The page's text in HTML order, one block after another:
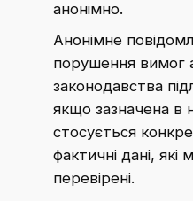
анонімно.
Анонімне
порушення вимог
законодавства
якщо зазначена в
стосується
фактичні дані,
перевірені.